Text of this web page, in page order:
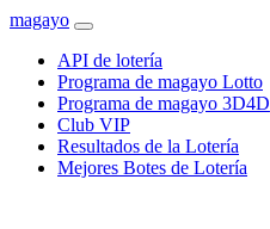
magayo
API de lotería
Programa de magayo Lotto
Programa de magayo 3D4D
Club VIP
Resultados de la Lotería
Mejores Botes de Lotería